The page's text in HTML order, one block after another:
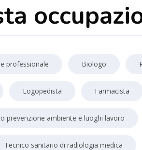
professionale Biologo
Logopedista Farmacista
prevenzione ambiente e luoghi lavoro
Tecnico sanitario di radiologia medica